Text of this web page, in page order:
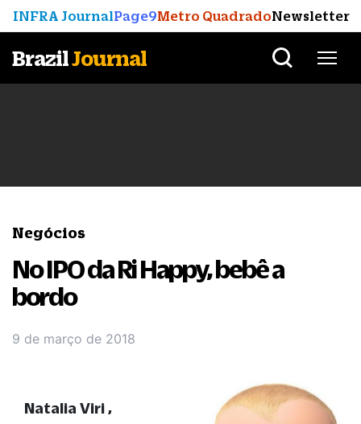
INFRA JournalPage9Metro QuadradoNewsletter
BrazilJournal
Negócios
No IPO da Ri Happy, bebê a
bordo
9 de março de 2018
Natalia Viri